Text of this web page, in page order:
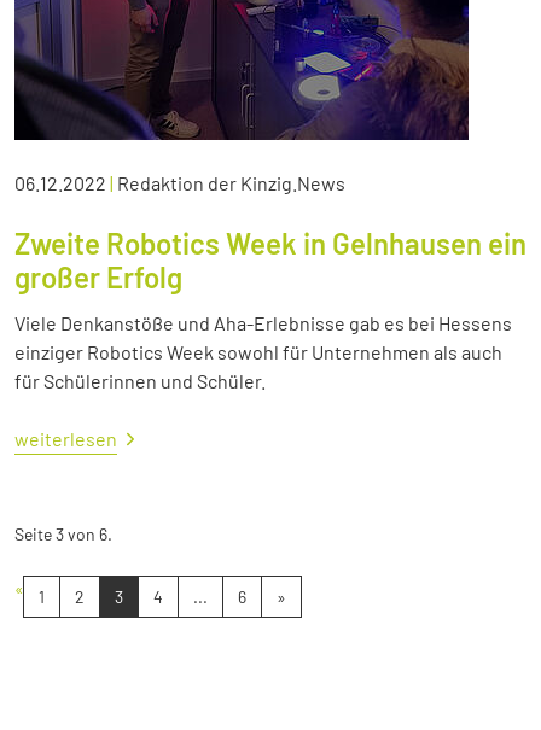
06.12.2022 | Redaktion der Kinzig.News
Zweite Robotics Week in Gelnhausen ein
großer Erfolg
Viele Denkanstöße und Aha-Erlebnisse gab es bei Hessens
einziger Robotics Week sowohl für Unternehmen als auch
für Schülerinnen und Schüler.
weiterlesen
Seite 3 von 6.
« 1 2 3 4 ... 6 »